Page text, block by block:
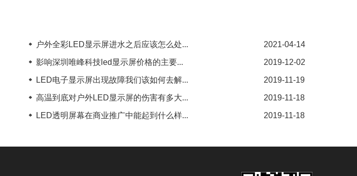
户外全彩LED显示屏进水之后应该怎么处... 2021-04-14
影响深圳唯峰科技led显示屏价格的主要... 2019-12-02
LED电子显示屏出现故障我们该如何去解... 2019-11-19
高温到底对户外LED显示屏的伤害有多大... 2019-11-18
LED透明屏幕在商业推广中能起到什么样... 2019-11-18